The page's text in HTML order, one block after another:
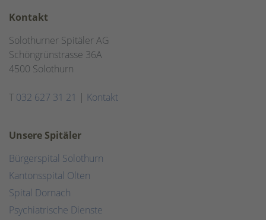
Kontakt
Solothurner Spitäler AG
Schöngrünstrasse 36A
4500 Solothurn
T 032 627 31 21 | Kontakt
Unsere Spitäler
Bürgerspital Solothurn
Kantonsspital Olten
Spital Dornach
Psychiatrische Dienste